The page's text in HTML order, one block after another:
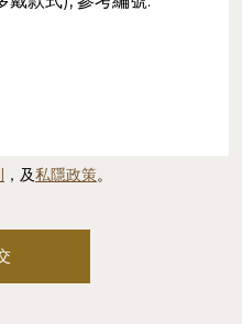
，及私隱政策。